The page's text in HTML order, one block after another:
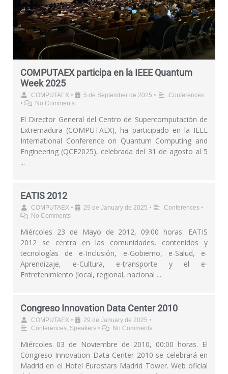
COMPUTAEX participa en la IEEE Quantum
Week 2025
COMPUTAEX • 5 de September de 2025 • Conferences
• No Comments
El Director General del Centro de Supercomputación de
Extremadura (COMPUTAEX), ha participado en la IEEE
International Conference on Quantum Computing and
Engineering (QCE2025), celebrada del 31 de agosto al 5
...
EATIS 2012
COMPUTAEX • 29 de January de 2025 • Conferences •
No Comments
Miércoles 23 de Mayo de 2012, 09:00 horas. EATIS
2012 se centra en las comunidades, contenidos y
tecnologías de e-Inclusión, e-Gobierno, e-Salud, e-
Aprendizaje, e-Cultura, e-transporte y el e-
Entretenimiento (local, regional, nacional ...
Congreso Innovation Data Center 2010
COMPUTAEX • 29 de January de 2025 •
Conferences Speakers • No Comments
Miércoles 03 de Noviembre de 2010, 00:00 horas. El
Congreso Innovation Data Center 2010 se celebrará en
Madrid en el Hotel Eurostars Madrid Tower. Web oficial